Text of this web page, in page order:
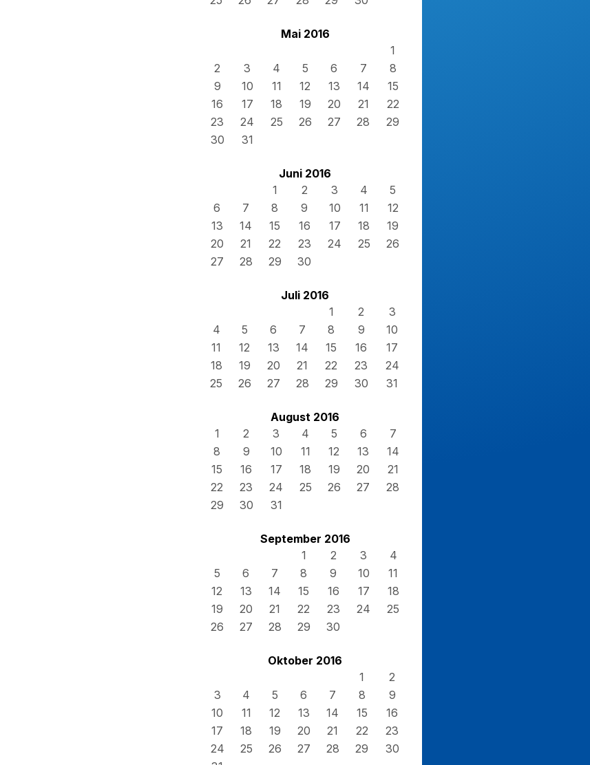
Mai 2016
1
2
3 4 5 6 7
8
9
10 11 12 13 14
15
16
17 18 19 20 21
22
23
24 25 26 27 28
29
30
31
Juni 2016
1
2 3 4
5
6
7 8 9 10 11
12
13
14 15 16 17 18
19
20
21 22 23 24 25
26
27
28 29 30
Juli 2016
1
2
3
4
5 6 7 8 9
10
11
12 13 14 15 16
17
18
19 20 21 22 23
24
25
26 27 28 29 30 31
August 2016
1
2 3 4 5 6
7
8
9 10 11 12 13
14
15
16 17 18 19 20
21
22
23 24 25 26 27
28
29
30 31
September 2016
1
2 3
4
5
6 7 8 9 10
11
12
13 14 15 16 17
18
19
20 21 22 23 24
25
26
27 28 29 30
Oktober 2016
1
2
3
4 5 6 7 8
9
10
11 12 13 14 15
16
17
18 19 20 21 22
23
24
25 26 27 28 29
30